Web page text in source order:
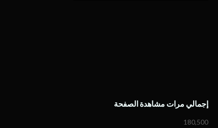
إجمالي مرات مشاهدة الصفحة
180,500